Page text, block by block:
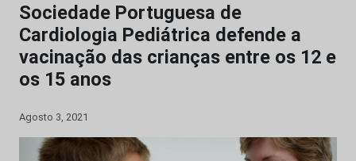
Sociedade Portuguesa de
Cardiologia Pediátrica defende a
vacinação das crianças entre os 12 e
os 15 anos
Agosto 3, 2021